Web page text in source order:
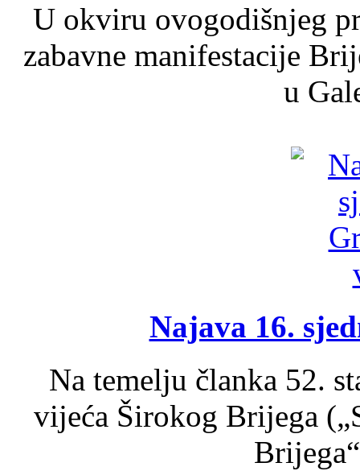
U okviru ovogodišnjeg
zabavne manifestacije
u
Najava 16.
Na temelju članka 52.
vijeća Širokog Brijega